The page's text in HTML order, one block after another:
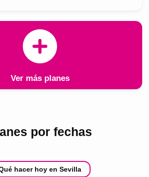
Ver más planes
por fechas
hacer hoy en Sevilla